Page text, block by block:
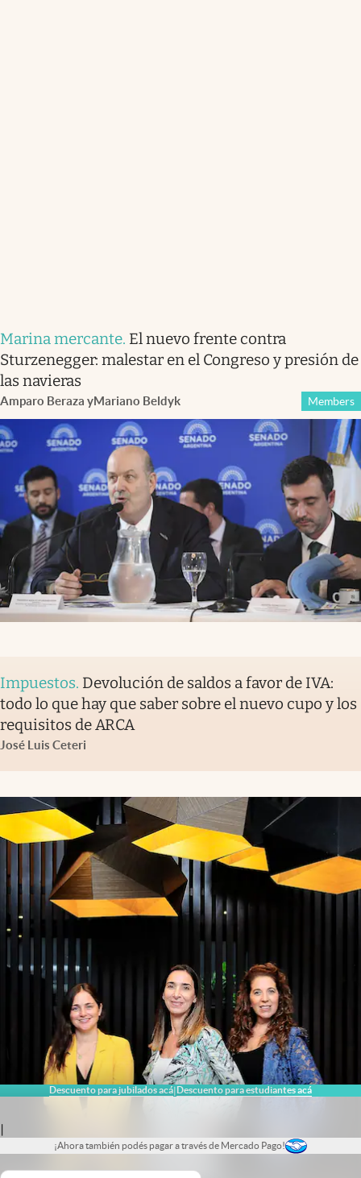
Descuento para jubilados acá|Descuento para estudiantes acá
|
¡Ahora también podés pagar a través de Mercado Pago!
Marina mercante. El nuevo frente contra
Sturzenegger: malestar en el Congreso y presión de
las navieras
Amparo Beraza yMariano Beldyk Members
Impuestos. Devolución de saldos a favor de IVA:
todo lo que hay que saber sobre el nuevo cupo y los
requisitos de ARCA
José Luis Ceteri